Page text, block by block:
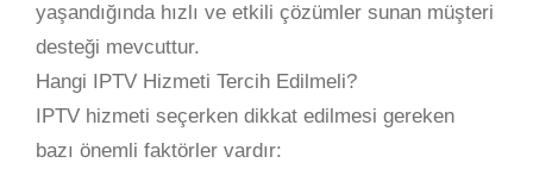
yaşandığında hızlı ve etkili çözümler sunan müşteri
desteği mevcuttur.
Hangi IPTV Hizmeti Tercih Edilmeli?
IPTV hizmeti seçerken dikkat edilmesi gereken
bazı önemli faktörler vardır: